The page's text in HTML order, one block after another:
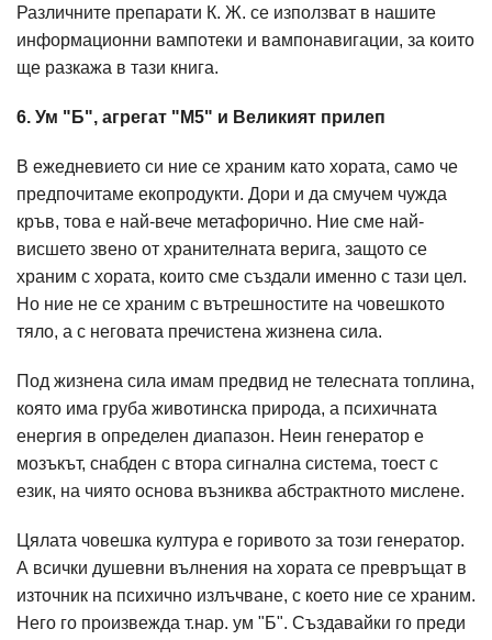
Различните препарати К. Ж. се използват в нашите
информационни вампотеки и вампонавигации, за които
ще разкажа в тази книга.
6. Ум "Б", агрегат "М5" и Великият прилеп
В ежедневието си ние се храним като хората, само че
предпочитаме екопродукти. Дори и да смучем чужда
кръв, това е най-вече метафорично. Ние сме най-
висшето звено от хранителната верига, защото се
храним с хората, които сме създали именно с тази цел.
Но ние не се храним с вътрешностите на човешкото
тяло, а с неговата пречистена жизнена сила.
Под жизнена сила имам предвид не телесната топлина,
която има груба животинска природа, а психичната
енергия в определен диапазон. Неин генератор е
мозъкът, снабден с втора сигнална система, тoест с
език, на чиято основа възниква абстрактното мислене.
Цялата човешка култура е горивото за този генератор.
А всички душевни вълнения на хората се превръщат в
източник на психично излъчване, с което ние се храним.
Него го произвежда т.нар. ум "Б". Създавайки го преди